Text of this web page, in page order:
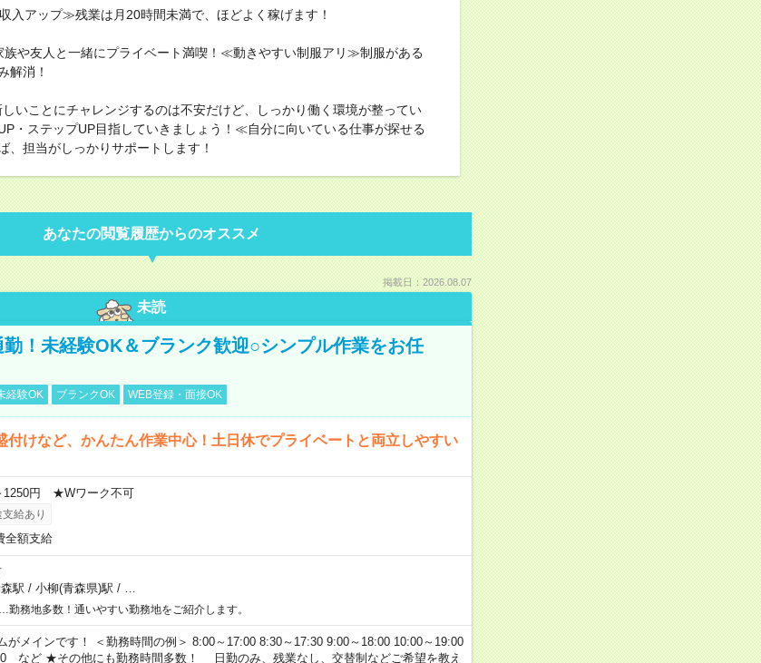
入アップ≫残業は月20時間未満で、ほどよく稼げます！
や友人と一緒にプライベート満喫！≪動きやすい制服アリ≫制服がある
解消！
いことにチャレンジするのは不安だけど、しっかり働く環境が整ってい
・ステップUP目指していきましょう！≪自分に向いている仕事が探せる
担当がしっかりサポートします！
あなたの閲覧履歴からのオススメ
掲載日：2026.08.07
未読
！未経験OK＆ブランク歓迎○シンプル作業をお任
経験OK ブランクOK WEB登録・面接OK
付けなど、かんたん作業中心！土日休でプライベートと両立しやすい
1250円 ★Wワーク不可
給あり
全額支給
駅 / 小柳(青森県)駅 /
勤務地多数！通いやすい勤務地をご紹介します。
がメインです！ ＜勤務時間の例＞ 8:00～17:00 8:30～17:30 9:00～18:00 10:00～19:00
など ★その他にも勤務時間多数！ 日勤のみ、残業なし、交替制などご希望を教え